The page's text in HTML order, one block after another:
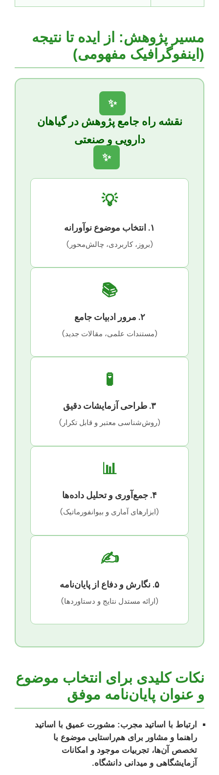
مسیر پژوهش: از ایده تا نتیجه
(اینفوگرافیک مفهومی)
✨
نقشه راه جامع پژوهش در گیاهان
دارویی و صنعتی
✨
💡
۱. انتخاب موضوع نوآورانه
(بروز، کاربردی، چالش‌محور)
📚
۲. مرور ادبیات جامع
(مستندات علمی، مقالات جدید)
🧪
۳. طراحی آزمایشات دقیق
(روش‌شناسی معتبر و قابل تکرار)
📊
۴. جمع‌آوری و تحلیل داده‌ها
(ابزارهای آماری و بیوانفورماتیک)
✍️
۵. نگارش و دفاع از پایان‌نامه
(ارائه مستدل نتایج و دستاوردها)
نکات کلیدی برای انتخاب موضوع
و عنوان پایان‌نامه موفق
ارتباط با اساتید مجرب: مشورت عمیق با اساتید
راهنما و مشاور برای هم‌راستایی موضوع با
تخصص آن‌ها، تجربیات موجود و امکانات
آزمایشگاهی و میدانی دانشگاه.